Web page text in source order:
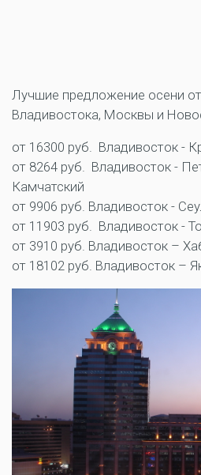
Лучшие предложение осени
Владивостока, Москвы и
от 16300 руб. Владивосток -
от 8264 руб. Владивосток -
Камчатский
от 9906 руб. Владивосток -
от 11903 руб. Владивосток -
от 3910 руб. Владивосток –
от 18102 руб. Владивосток –